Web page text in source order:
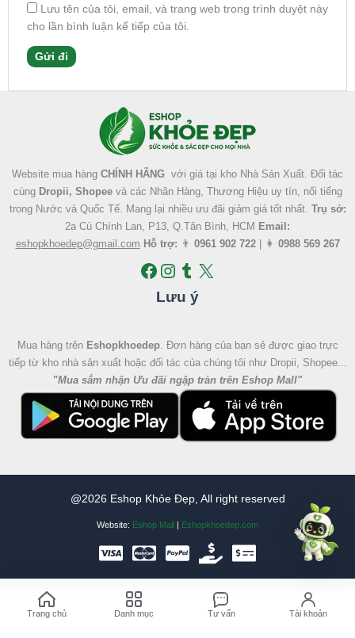
Lưu tên của tôi, email, và trang web trong trình duyệt này
cho lần bình luận kế tiếp của tôi.
Website mua hàng CHÍNH HÃNG với giá tại kho Nhà Sản Xuất. Đối tác
cùng Dropii, Shopeevà các Nhãn Hàng, Thương Hiệu uy tín, nổi tiếng
trong Nước và Quốc Tế. Mang lại nhiều ưu đãi giảm giá tốt nhất. Trụ sở:
2a Cù Chính Lan, P13, Q.Tân Bình, HCM Email:
eshopkhoedep@gmail.com Hỗ trợ: 👨 0961 902 722| 👩 0988 569 267
Lưu ý
Mua hàng trên Eshopkhoedep. Đơn hàng của bạn sẻ được giao trực
tiếp từ kho nhà sản xuất hoặc đối tác của chúng tôi như Dropii, Shopee...
"Mua sắm nhận Ưu đãi ngập tràn trên Eshop Mall"
@2026 Eshop Khỏe Đẹp, All right reserved
Website: Eshop Mall | Eshopkhoedep.com
Trang chủ Danh mục Tư vấn Tài khoản